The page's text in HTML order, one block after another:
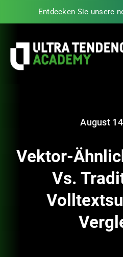
Inhalt
springen
Entdecken Sie unsere
Blog
UTA Experience Programs
August
Vektor-
Vs.